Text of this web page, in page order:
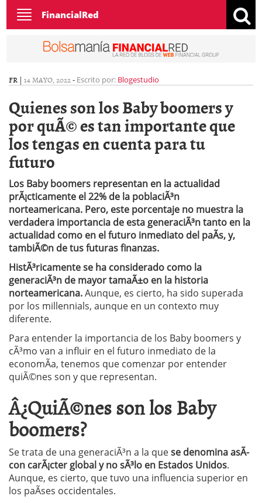
Toggle
navigation
FinancialRed
FR | 14 MAYO, 2022- Escrito por: Blogestudio
Quienes son los Baby boomers y
por quÃ© es tan importante que
los tengas en cuenta para tu
futuro
Los Baby boomers representan en la actualidad
prÃ¡cticamente el 22% de la poblaciÃ³n
norteamericana. Pero, este porcentaje no muestra la
verdadera importancia de esta generaciÃ³n tanto en la
actualidad como en el futuro inmediato del paÃ­s, y,
tambiÃ©n de tus futuras finanzas.
HistÃ³ricamente se ha considerado como la
generaciÃ³n de mayor tamaÃ±o en la historia
norteamericana.Aunque, es cierto, ha sido superada
por los millennials, aunque en un contexto muy
diferente.
Para entender la importancia de los Baby boomers y
cÃ³mo van a influir en el futuro inmediato de la
economÃ­a, tenemos que comenzar por entender
quiÃ©nes son y que representan.
Â¿QuiÃ©nes son los Baby
boomers?
Se trata de una generaciÃ³n a la quese denomina asÃ­
con carÃ¡cter global y no sÃ³lo en Estados Unidos.
Aunque, es cierto, que tuvo una influencia superior en
los paÃ­ses occidentales.